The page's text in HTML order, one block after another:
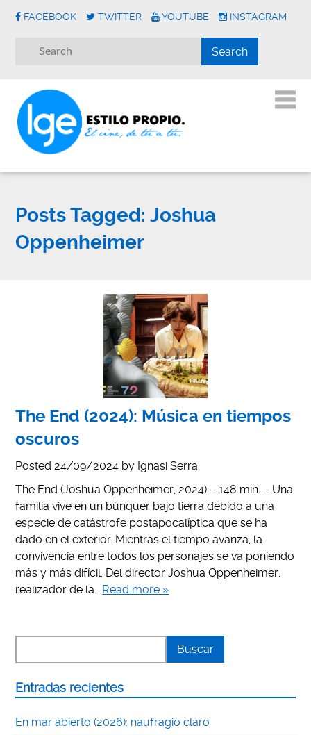
FACEBOOK TWITTER YOUTUBE INSTAGRAM
Posts Tagged: Joshua
Oppenheimer
The End (2024): Música en tiempos
oscuros
Posted 24/09/2024 by Ignasi Serra
The End (Joshua Oppenheimer, 2024) – 148 min. – Una
familia vive en un búnquer bajo tierra debido a una
especie de catástrofe postapocalíptica que se ha
dado en el exterior. Mientras el tiempo avanza, la
convivencia entre todos los personajes se va poniendo
más y más difícil. Del director Joshua Oppenheimer,
realizador de la… Read more »
Entradas recientes
En mar abierto (2026): naufragio claro